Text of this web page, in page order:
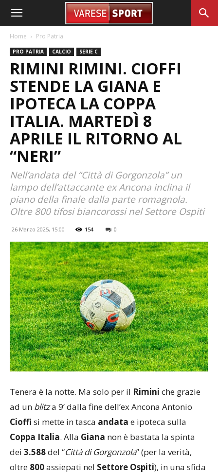
Home Pro Patria
PRO PATRIA CALCIO SERIE C
RIMINI RIMINI. CIOFFI
STENDE LA GIANA E
IPOTECA LA COPPA
ITALIA. MARTEDÌ 8
APRILE IL RITORNO AL
“NERI”
Nell’andata del “Città di Gorgonzola” un
lampo dell’attaccante ex Ancona inclina il
piano della finale dalla parte romagnola.
Oltre 800 tifosi biancorossi nel Settore Ospiti
26 Marzo 2025, 15:00 154 0
Tenera è la notte. Ma solo per il Rimini che grazie
ad un blitza 9’ dalla fine dell’ex Ancona Antonio
Cioffi si mette in tasca andata e ipoteca sulla
Coppa Italia. Alla Giana non è bastata la spinta
dei 3.588del “Città di Gorgonzola” (per la verità,
oltre 800assiepati nel Settore Ospiti), in una sfida